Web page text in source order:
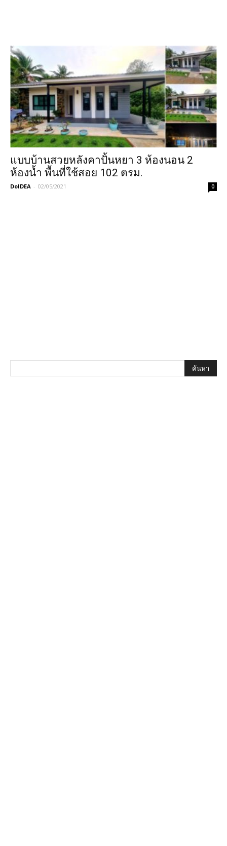
แบบบ้านสวยหลังคาปั้นหยา 3 ห้องนอน 2
ห้องน้ำ พื้นที่ใช้สอย 102 ตรม.
DoIDEA - 02/05/2021 0